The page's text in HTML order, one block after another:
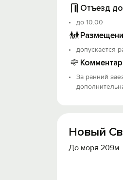
Отъезд до
до 10.00
допускается
За ранний
Новый
До моря 209м